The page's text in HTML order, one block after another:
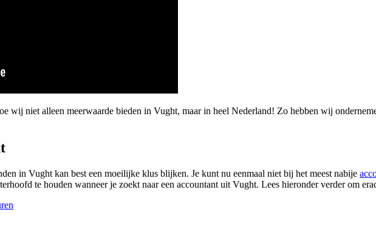
wij niet alleen meerwaarde bieden in Vught, maar in heel Nederland! Zo hebben wij
in Vught kan best een moeilijke klus blijken. Je kunt nu eenmaal niet bij het meest nabije
te houden wanneer je zoekt naar een accountant uit Vught. Lees hieronder verder om